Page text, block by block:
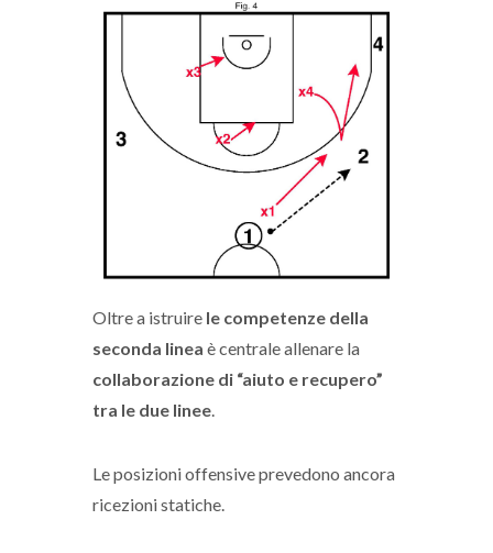
Oltre a istruire le competenze della
seconda linea è centrale allenare la
collaborazione di “aiuto e recupero”
tra le due linee.
Le posizioni offensive prevedono ancora
ricezioni statiche.